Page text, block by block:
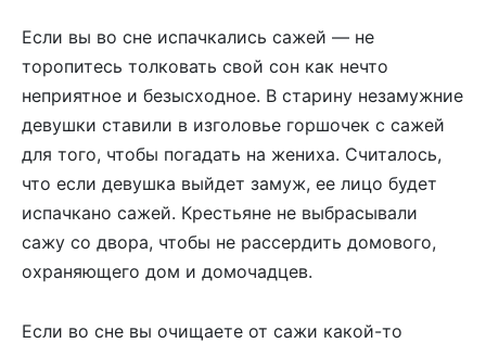
Если вы во сне испачкались сажей — не
торопитесь толковать свой сон как нечто
неприятное и безысходное. В старину незамужние
девушки ставили в изголовье горшочек с сажей
для того, чтобы погадать на жениха. Считалось,
что если девушка выйдет замуж, ее лицо будет
испачкано сажей. Крестьяне не выбрасывали
сажу со двора, чтобы не рассердить домового,
охраняющего дом и домочадцев.
Если во сне вы очищаете от сажи какой-то